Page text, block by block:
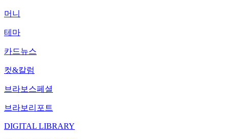
머니
테마
카드뉴스
컷&칼럼
브라보스페셜
브라보리포트
DIGITAL LIBRARY